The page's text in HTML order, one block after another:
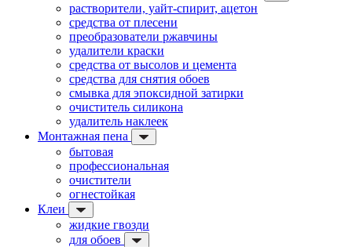
растворители, уайт-спирит, ацетон
средства от плесени
преобразователи ржавчины
удалители краски
средства от высолов и цемента
средства для снятия обоев
смывка для эпоксидной затирки
очиститель силикона
удалитель наклеек
Монтажная пена
бытовая
профессиональная
очистители
огнестойкая
Клеи
жидкие гвозди
для обоев